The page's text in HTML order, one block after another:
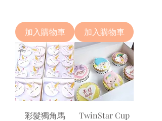
加入購物車 加入購物車
彩髮獨角馬
TwinStar Cup